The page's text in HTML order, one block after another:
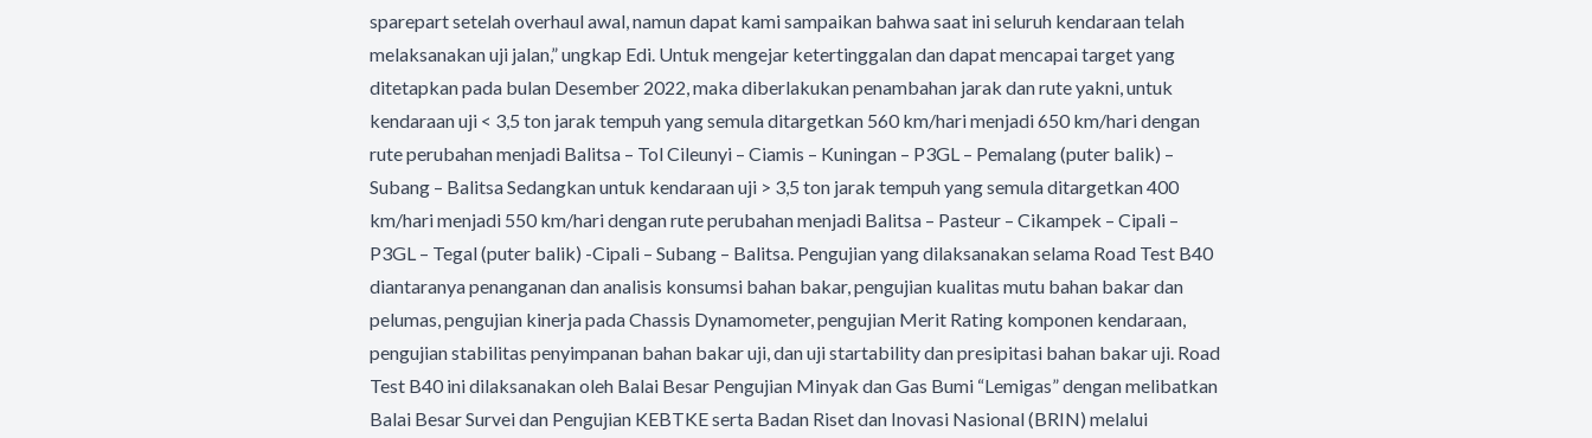
sparepart setelah overhaul awal, namun dapat kami sampaikan bahwa saat ini seluruh kendaraan telah
melaksanakan uji jalan,” ungkap Edi. Untuk mengejar ketertinggalan dan dapat mencapai target yang
ditetapkan pada bulan Desember 2022, maka diberlakukan penambahan jarak dan rute yakni, untuk
kendaraan uji < 3,5 ton jarak tempuh yang semula ditargetkan 560 km/hari menjadi 650 km/hari dengan
rute perubahan menjadi Balitsa – Tol Cileunyi – Ciamis – Kuningan – P3GL – Pemalang (puter balik) –
Subang – Balitsa Sedangkan untuk kendaraan uji > 3,5 ton jarak tempuh yang semula ditargetkan 400
km/hari menjadi 550 km/hari dengan rute perubahan menjadi Balitsa – Pasteur – Cikampek – Cipali –
P3GL – Tegal (puter balik) -Cipali – Subang – Balitsa. Pengujian yang dilaksanakan selama Road Test B40
diantaranya penanganan dan analisis konsumsi bahan bakar, pengujian kualitas mutu bahan bakar dan
pelumas, pengujian kinerja pada Chassis Dynamometer, pengujian Merit Rating komponen kendaraan,
pengujian stabilitas penyimpanan bahan bakar uji, dan uji startability dan presipitasi bahan bakar uji. Road
Test B40 ini dilaksanakan oleh Balai Besar Pengujian Minyak dan Gas Bumi “Lemigas” dengan melibatkan
Balai Besar Survei dan Pengujian KEBTKE serta Badan Riset dan Inovasi Nasional (BRIN) melalui